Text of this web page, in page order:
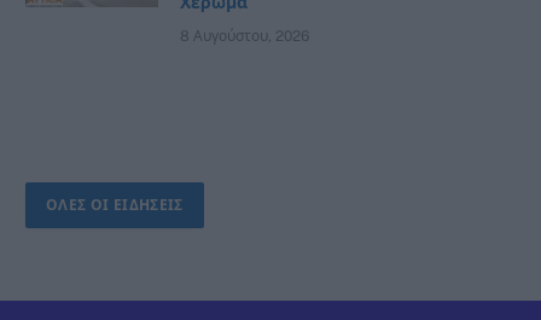
8 Αυγούστου, 2026
ΟΛΕΣ ΟΙ ΕΙΔΗΣΕΙΣ